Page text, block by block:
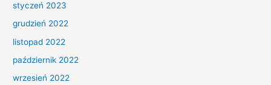
styczeń 2023
grudzień 2022
listopad 2022
październik 2022
wrzesień 2022